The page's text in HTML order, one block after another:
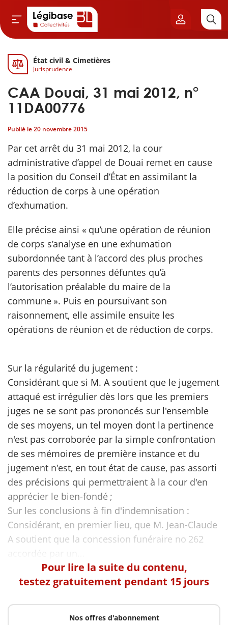
& Cimetières
& Élu local
& Finances locales
publique
État civil & Cimetières
Jurisprudence
CAA Douai, 31 mai 2012, n°
11DA00776
Publié le20 novembre 2015
Par cet arrêt du 31 mai 2012, la cour
administrative d’appel de Douai remet en cause
la position du Conseil d’État en assimilant la
réduction de corps à une opération
d’exhumation.
Elle précise ainsi « qu’une opération de réunion
de corps s’analyse en une exhumation
subordonnée tant à l’accord des plus proches
parents des personnes défuntes qu’à
l’autorisation préalable du maire de la
commune ». Puis en poursuivant son
raisonnement, elle assimile ensuite les
opérations de réunion et de réduction de corps.
Sur la régularité du jugement :
Considérant que si M. A soutient que le jugement
attaqué est irrégulier dès lors que les premiers
juges ne se sont pas prononcés sur l'ensemble
de ses moyens, un tel moyen dont la pertinence
n'est pas corroborée par la simple confrontation
de ses mémoires de première instance et du
jugement n'est, en tout état de cause, pas assorti
des précisions qui permettraient à la cour d'en
apprécier le bien-fondé ;
Sur les conclusions à fin d'indemnisation :
Considérant, en premier lieu, que M. Jean-Claude
A soutient que la concession funéraire no 262
Pour lire la suite du contenu,
testez gratuitement pendant 15 jours
Nos offres d'abonnement